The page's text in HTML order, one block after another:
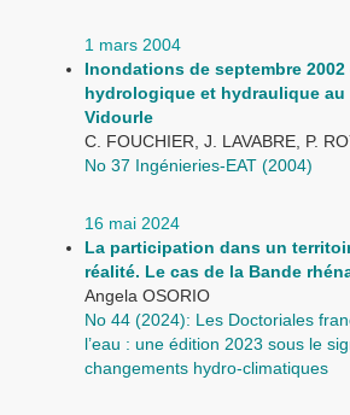
1 mars 2004
Inondations de septembre
hydrologique et hydraulique
Vidourle
C. FOUCHIER, J. LAVABRE, P.
No 37 Ingénieries-EAT (2004)
16 mai 2024
La participation dans un
réalité. Le cas de la Bande
Angela OSORIO
No 44 (2024): Les Doctoriales
l’eau : une édition 2023 sous le
changements hydro-climatiques